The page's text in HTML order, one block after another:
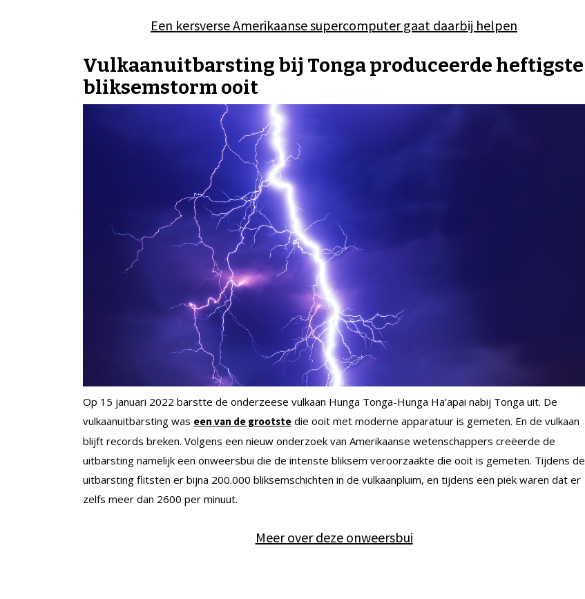
Een kersverse Amerikaanse supercomputer gaat daarbij helpen
Vulkaanuitbarsting bij Tonga produceerde heftigste
bliksemstorm ooit
Op 15 januari 2022 barstte de onderzeese vulkaan Hunga Tonga-Hunga Ha’apai nabij Tonga uit. De
vulkaanuitbarsting was een van de grootste die ooit met moderne apparatuur is gemeten. En de vulkaan
blijft records breken. Volgens een nieuw onderzoek van Amerikaanse wetenschappers creëerde de
uitbarsting namelijk een onweersbui die de intenste bliksem veroorzaakte die ooit is gemeten. Tijdens de
uitbarsting flitsten er bijna 200.000 bliksemschichten in de vulkaanpluim, en tijdens een piek waren dat er
zelfs meer dan 2600 per minuut.
Meer over deze onweersbui